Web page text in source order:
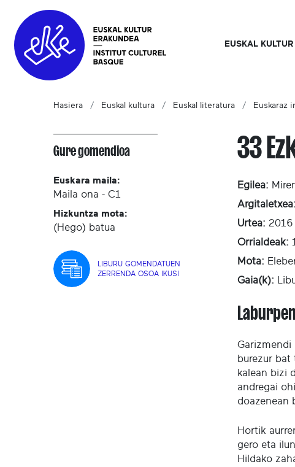
EUSKAL
Hasiera Euskal kultura Euskal literatura Euskaraz
Gure gomendioa
Euskara maila:
Maila ona - C1
Hizkuntza mota:
(Hego) batua
LIBURU GOMENDATUEN
ZERRENDA OSOA IKUSI
33
Egilea:
Argitaletxea:
Urtea: 2016
Orrialdeak:
Mota:
Gaia(k):
Garizmendi
burezur
kalean bizi
andregai
doazenean
Hortik
gero eta
Hildako